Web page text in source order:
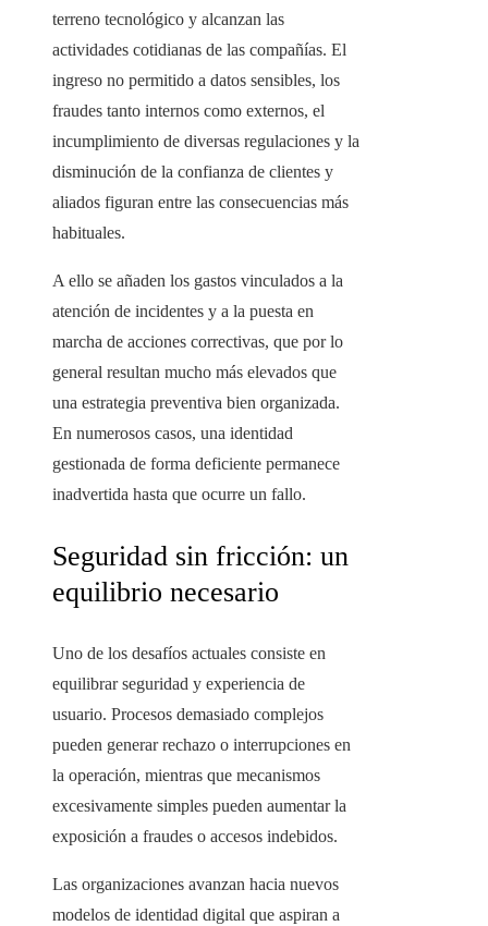
terreno tecnológico y alcanzan las
actividades cotidianas de las compañías. El
ingreso no permitido a datos sensibles, los
fraudes tanto internos como externos, el
incumplimiento de diversas regulaciones y la
disminución de la confianza de clientes y
aliados figuran entre las consecuencias más
habituales.
A ello se añaden los gastos vinculados a la
atención de incidentes y a la puesta en
marcha de acciones correctivas, que por lo
general resultan mucho más elevados que
una estrategia preventiva bien organizada.
En numerosos casos, una identidad
gestionada de forma deficiente permanece
inadvertida hasta que ocurre un fallo.
Seguridad sin fricción: un
equilibrio necesario
Uno de los desafíos actuales consiste en
equilibrar seguridad y experiencia de
usuario. Procesos demasiado complejos
pueden generar rechazo o interrupciones en
la operación, mientras que mecanismos
excesivamente simples pueden aumentar la
exposición a fraudes o accesos indebidos.
Las organizaciones avanzan hacia nuevos
modelos de identidad digital que aspiran a